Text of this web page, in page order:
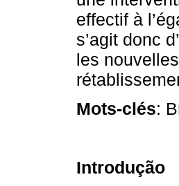
effectif à
s’agit donc
les
Mots-clés:
Introdução